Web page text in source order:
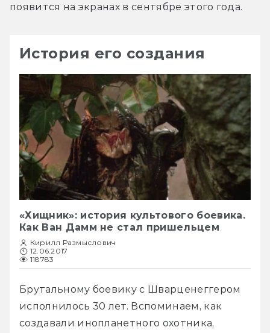
появится на экранах в сентябре этого года.
История его создания
«Хищник»: история культового боевика.
Как Ван Дамм не стал пришельцем
Кирилл Размыслович
12.06.2017
118783
Брутальному боевику с Шварценеггером
исполнилось 30 лет. Вспоминаем, как
создавали инопланетного охотника,